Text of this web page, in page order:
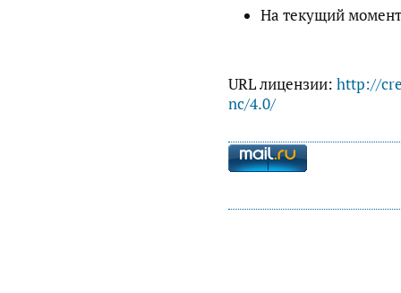
На текущий
URL лицензии: http://
nc/4.0/